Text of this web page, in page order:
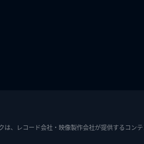
は、レコード会社・映像製作会社が提供するコン